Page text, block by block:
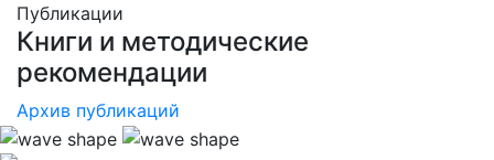
Публикации
Книги и методические
рекомендации
Архив публикаций